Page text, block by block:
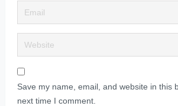
Save my name, email, and website in this
next time I comment.